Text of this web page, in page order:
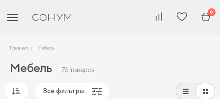
0
Главная Мебель
Мебель 76 товаров
Все фильтры